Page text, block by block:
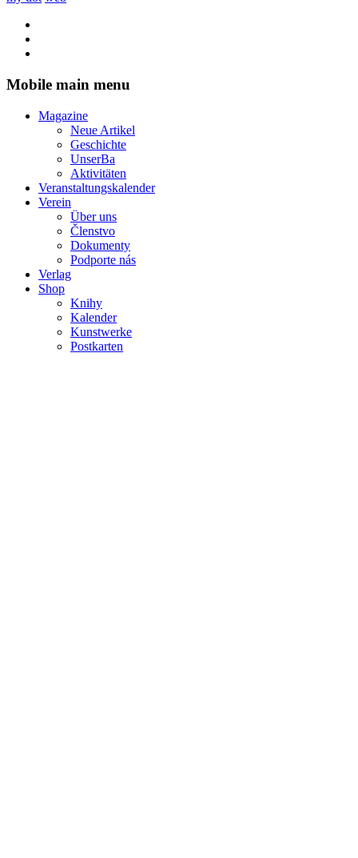
Mobile main menu
Magazine
Neue Artikel
Geschichte
UnserBa
Aktivitäten
Veranstaltungskalender
Verein
Über uns
Členstvo
Dokumenty
Podporte nás
Verlag
Shop
Knihy
Kalender
Kunstwerke
Postkarten